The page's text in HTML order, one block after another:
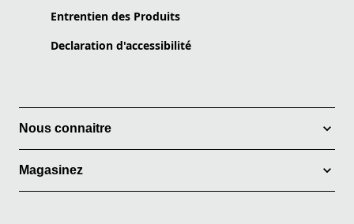
Entrentien des Produits
Declaration d'accessibilité
Nous connaitre
Magasinez